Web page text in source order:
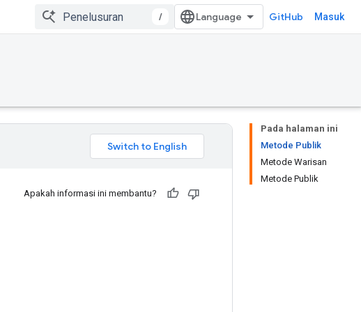
/ GitHub Masuk
Pada halaman ini
Metode Publik
Metode Warisan
Metode Publik
Apakah informasi ini membantu?